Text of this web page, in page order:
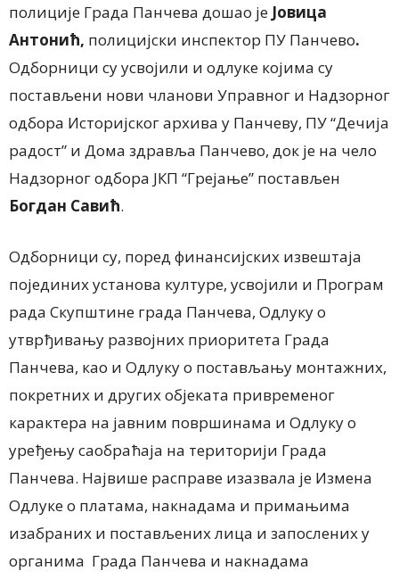
полиције Града Панчева дошао је Јовица
Антонић, полицијски инспектор ПУ Панчево.
Одборници су усвојили и одлуке којима су
постављени нови чланови Управног и Надзорног
одбора Историјског архива у Панчеву, ПУ “Дечија
радост” и Дома здравља Панчево, док је на чело
Надзорног одбора ЈКП “Грејање” постављен
Богдан Савић.
Одборници су, поред финансијских извештаја
појединих установа културе, усвојили и Програм
рада Скупштине града Панчева, Одлуку о
утврђивању развојних приоритета Града
Панчева, као и Одлуку о постављању монтажних,
покретних и других објеката привременог
карактера на јавним површинама и Одлуку о
уређењу саобраћаја на територији Града
Панчева. Највише расправе изазвала је Измена
Одлуке о платама, накнадама и примањима
изабраних и постављених лица и запослених у
органима Града Панчева и накнадама